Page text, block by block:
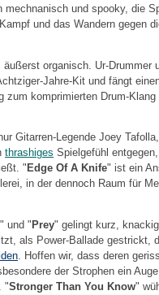
mechnanisch und spooky, die
und das Wandern gegen
organisch. Ur-Drummer
Jahre-Kit und fängt
zum komprimierten Drum-Klang
Gitarren-Legende Joey
thrashiges Spielgefühl
" Edge Of A Knife" ist ein
in der dennoch Raum für
" und " Prey" gelingt kurz,
als Power-Ballade gestrickt,
. Hoffen wir, dass deren
der Strophen ein Auge
"Stronger Than You Know"